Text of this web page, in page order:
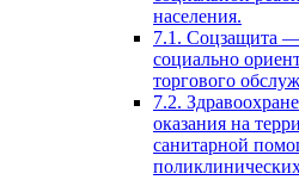
населения.
7.1. Соцзащита
социально
торгового
7.2.
оказания на
санитарной